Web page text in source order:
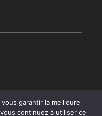
garantir la meilleure
continuez à utiliser ce